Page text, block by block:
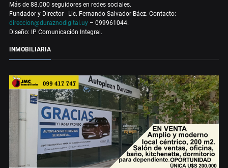
Más de 88.000 seguidores en redes sociales.
Fundador y Director - Lic. Fernando Salvador Báez. Contacto:
direccion@duraznodigital.uy – 099961044.
Diseño: IP Comunicación Integral.
INMOBILIARIA